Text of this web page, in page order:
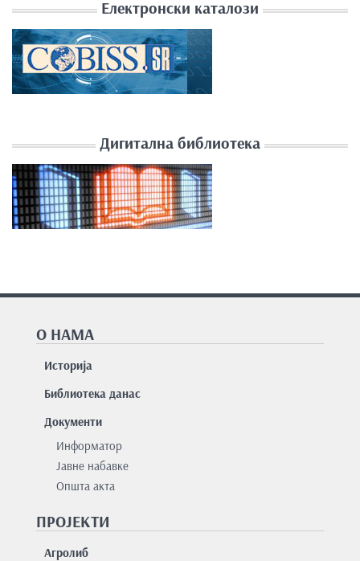
Електронски каталози
Дигитална библиотека
О НАМА
Историја
Библиотека данас
Документи
Информатор
Јавне набавке
Општа акта
ПРОЈЕКТИ
Агролиб